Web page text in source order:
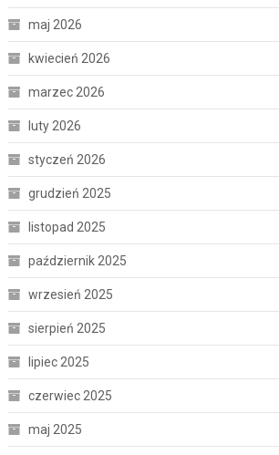
maj 2026
kwiecień 2026
marzec 2026
luty 2026
styczeń 2026
grudzień 2025
listopad 2025
październik 2025
wrzesień 2025
sierpień 2025
lipiec 2025
czerwiec 2025
maj 2025